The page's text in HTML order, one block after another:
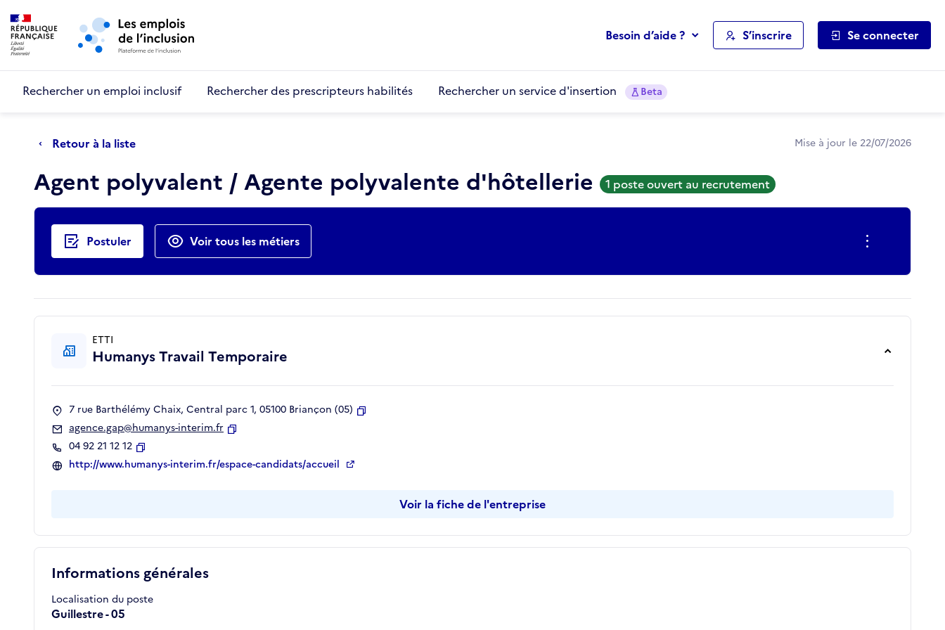
Aller au menu principal
Besoin d’aide ? S’inscrire Se connecter
Rechercher un emploi inclusif Rechercher des prescripteurs habilités Rechercher un service d'insertion Beta
Retour à la liste Mise à jour le 22/07/2026
Agent polyvalent / Agente polyvalente d'hôtellerie 1 poste ouvert au recrutement
Actions rapides
Postuler Voir tous les métiers
Informations générales
Localisation du poste
Guillestre - 05
ETTI
Humanys Travail Temporaire
7 rue Barthélémy Chaix, Central parc 1, 05100 Briançon (05)
agence.gap@humanys-interim.fr
04 92 21 12 12
Copier
http://www.humanys-interim.fr/espace-candidats/accueil
Voir la fiche de l'entreprise